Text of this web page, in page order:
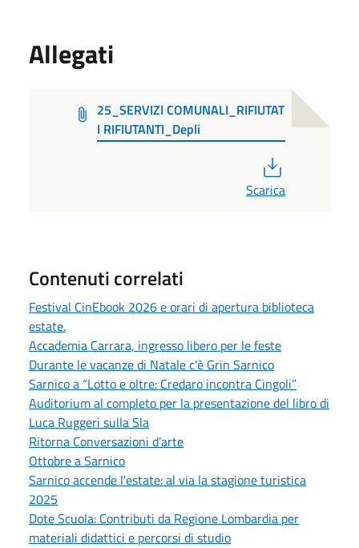
Allegati
25_SERVIZI COMUNALI_RIFIUTAT
I RIFIUTANTI_Depli
Scarica
Contenuti correlati
Festival CinEbook 2026 e orari di apertura biblioteca
estate.
Accademia Carrara, ingresso libero per le feste
Durante le vacanze di Natale c'è Grin Sarnico
Sarnico a “Lotto e oltre: Credaro incontra Cingoli”
Auditorium al completo per la presentazione del libro di
Luca Ruggeri sulla Sla
Ritorna Conversazioni d’arte
Ottobre a Sarnico
Sarnico accende l'estate: al via la stagione turistica
2025
Dote Scuola: Contributi da Regione Lombardia per
materiali didattici e percorsi di studio